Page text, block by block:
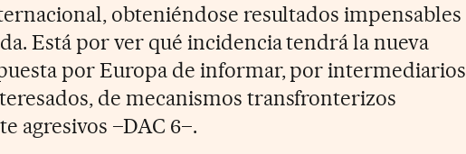
obteniéndose resultados impensables
Está por ver qué incidencia tendrá la nueva
por Europa de informar, por intermediarios
de mecanismos transfronterizos
agresivos –DAC 6–.